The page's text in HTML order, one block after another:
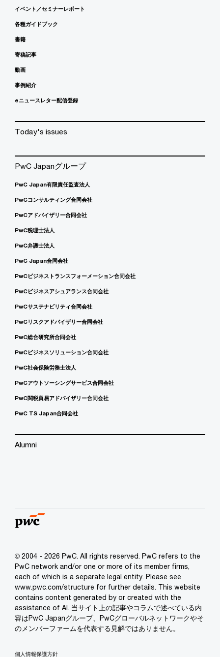
イベント／セミナーレポート
各種ガイドブック
書籍
寄稿記事
動画
事例紹介
eニュースレター配信登録
Today's issues
PwC Japanグループ
PwC Japan有限責任監査法人
PwCコンサルティング合同会社
PwCアドバイザリー合同会社
PwC税理士法人
PwC弁護士法人
PwC Japan合同会社
PwCビジネストランスフォーメーション合同会社
PwCビジネスアシュアランス合同会社
PwCサステナビリティ合同会社
PwCリスクアドバイザリー合同会社
PwC総合研究所合同会社
PwCビジネスソリューション合同会社
PwC社会保険労務士法人
PwCアウトソーシングサービス合同会社
PwC関税貿易アドバイザリー合同会社
PwC TS Japan合同会社
Alumni
© 2004 - 2026 PwC. All rights reserved. PwC refers to the
PwC network and/or one or more of its member firms,
each of which is a separate legal entity. Please see
www.pwc.com/structure for further details. This website
contains content generated by or created with the
assistance of AI. 当サイト上の記事やコラムで述べている内
容はPwC Japanグループ、PwCグローバルネットワークやそ
のメンバーファームを代表する見解ではありません。
個人情報保護方針